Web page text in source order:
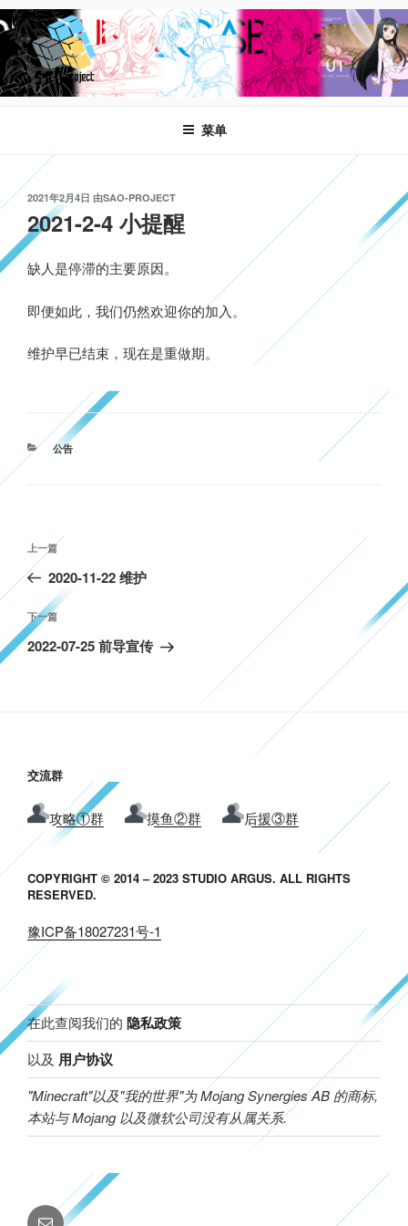
跳
至
内
容
SAO-WORLD
告示牌 – SAOProject,Minecraft,SAO+World,刀剑神域：世界
菜单
发
于
2021年2月4日 由SAO-PROJECT
2021-2-4 小提醒
缺人是停滞的主要原因。
即便如此，我们仍然欢迎你的加入。
维护早已结束，现在是重做期。
分
公告
文
章
导
航
上
一
文
章
上一篇
2020-11-22 维护
下
一
下一篇
2022-07-25 前导宣传
交流群
攻略①群 摸鱼②群 后援③群
COPYRIGHT © 2014 – 2023 STUDIO ARGUS. ALL RIGHTS
RESERVED.
豫ICP备18027231号-1
在此查阅我们的 隐私政策
以及 用户协议
"Minecraft"以及"我的世界"为 Mojang Synergies AB 的商标,
本站与 Mojang 以及微软公司没有从属关系.
邮